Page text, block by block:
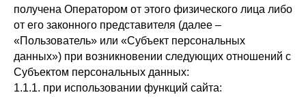
получена Оператором от этого физического лица либо
от его законного представителя (далее –
«Пользователь» или «Субъект персональных
данных») при возникновении следующих отношений с
Субъектом персональных данных:
1.1.1. при использовании функций сайта: